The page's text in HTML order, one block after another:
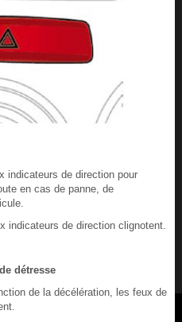
indicateurs de direction pour
en cas de panne, de
indicateurs de direction clignotent.
détresse
de la décélération, les feux de